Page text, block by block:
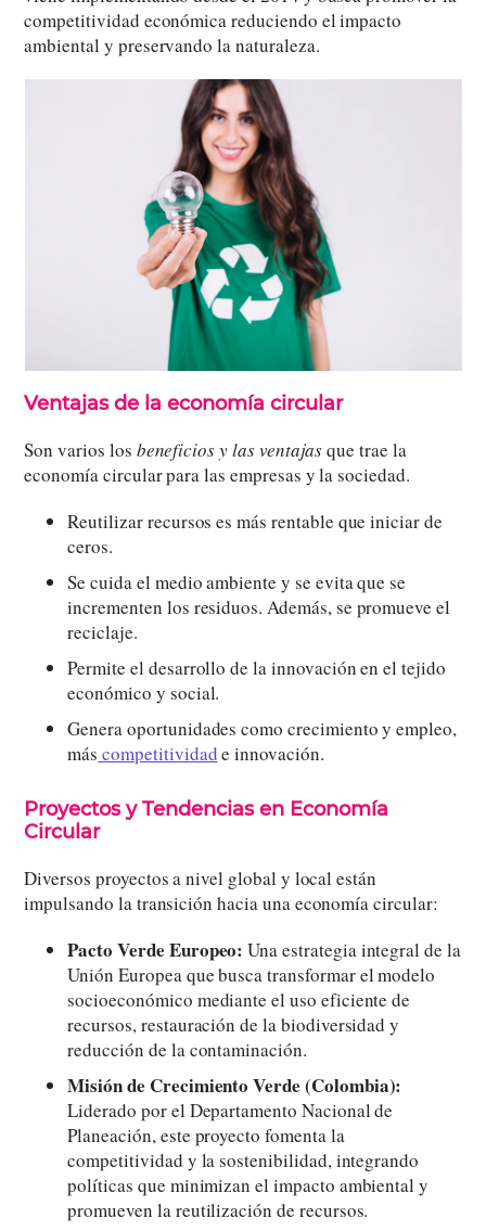
competitividad económica reduciendo el impacto
ambiental y preservando la naturaleza.
Ventajas de la economía circular
Son varios los beneficios y las ventajasque trae la
economía circular para las empresas y la sociedad.
Reutilizar recursos es más rentable que iniciar de
ceros.
Se cuida el medio ambiente y se evita que se
incrementen los residuos. Además, se promueve el
reciclaje.
Permite el desarrollo de la innovación en el tejido
económico y social.
Genera oportunidades como crecimiento y empleo,
más competitividade innovación.
Proyectos y Tendencias en Economía
Circular
Diversos proyectos a nivel global y local están
impulsando la transición hacia una economía circular:
Pacto Verde Europeo: Una estrategia integral de la
Unión Europea que busca transformar el modelo
socioeconómico mediante el uso eficiente de
recursos, restauración de la biodiversidad y
reducción de la contaminación.
Misión de Crecimiento Verde (Colombia):
Liderado por el Departamento Nacional de
Planeación, este proyecto fomenta la
competitividad y la sostenibilidad, integrando
políticas que minimizan el impacto ambiental y
promueven la reutilización de recursos.